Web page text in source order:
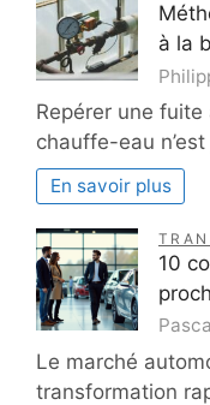
à la
Repérer une fuite
chauffe-eau
En savoir plus
10
Le marché
transformation